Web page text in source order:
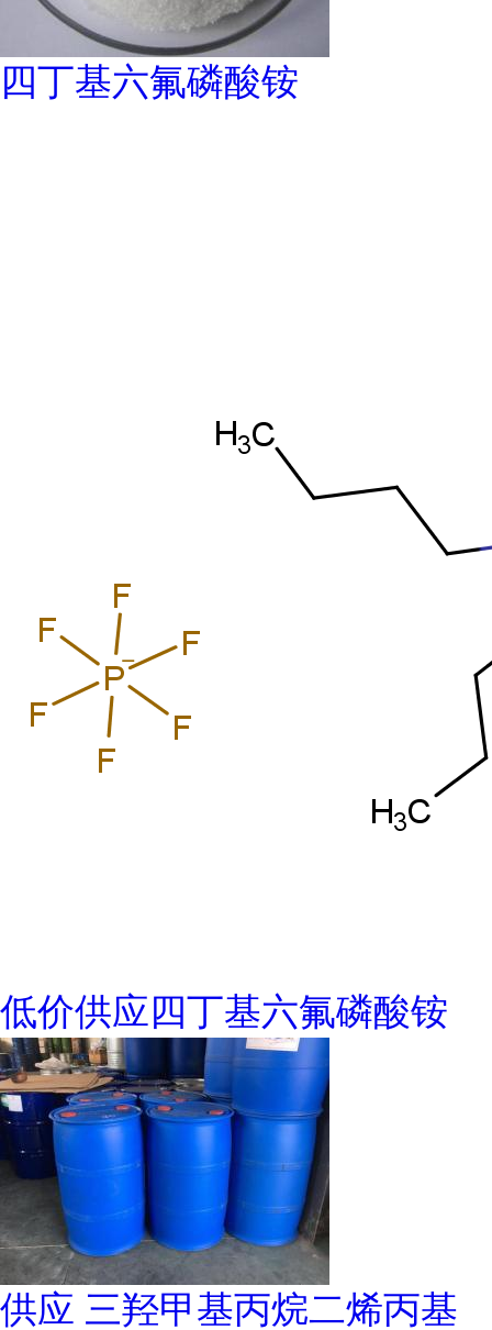
四丁基六氟磷酸铵
低价供应四丁基六氟磷酸铵
供应 三羟甲基丙烷二烯丙基